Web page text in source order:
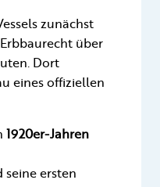
zunächst
über
Dort
eines offiziellen
1920er-Jahren
seine ersten